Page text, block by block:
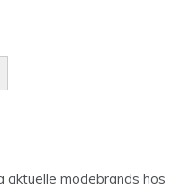
aktuelle modebrands hos